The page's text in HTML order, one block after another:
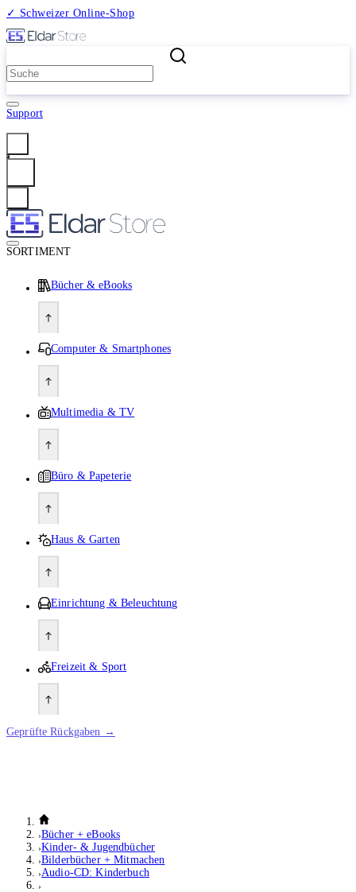
✓ Schweizer Online-Shop
Support
SORTIMENT
Bücher & eBooks
Computer & Smartphones
Multimedia & TV
Büro & Papeterie
Haus & Garten
Einrichtung & Beleuchtung
Freizeit & Sport
Geprüfte Rückgaben →
Bücher + eBooks
Kinder- & Jugendbücher
Bilderbücher + Mitmachen
Audio-CD: Kinderbuch